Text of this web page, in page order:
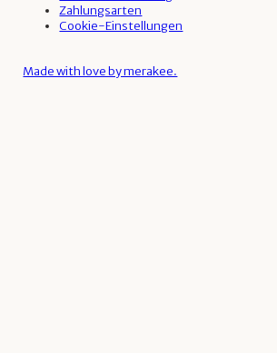
Zahlungsarten
Cookie-Einstellungen
Made with love by merakee.